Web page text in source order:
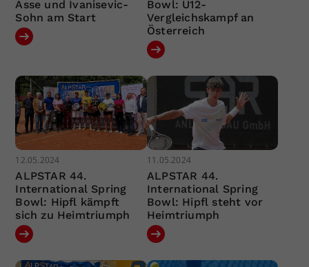
Asse und Ivanisevic-
Sohn am Start
Bowl: U12-
Vergleichskampf an
Österreich
12.05.2024
ALPSTAR 44.
International Spring
Bowl: Hipfl kämpft
sich zu Heimtriumph
11.05.2024
ALPSTAR 44.
International Spring
Bowl: Hipfl steht vor
Heimtriumph